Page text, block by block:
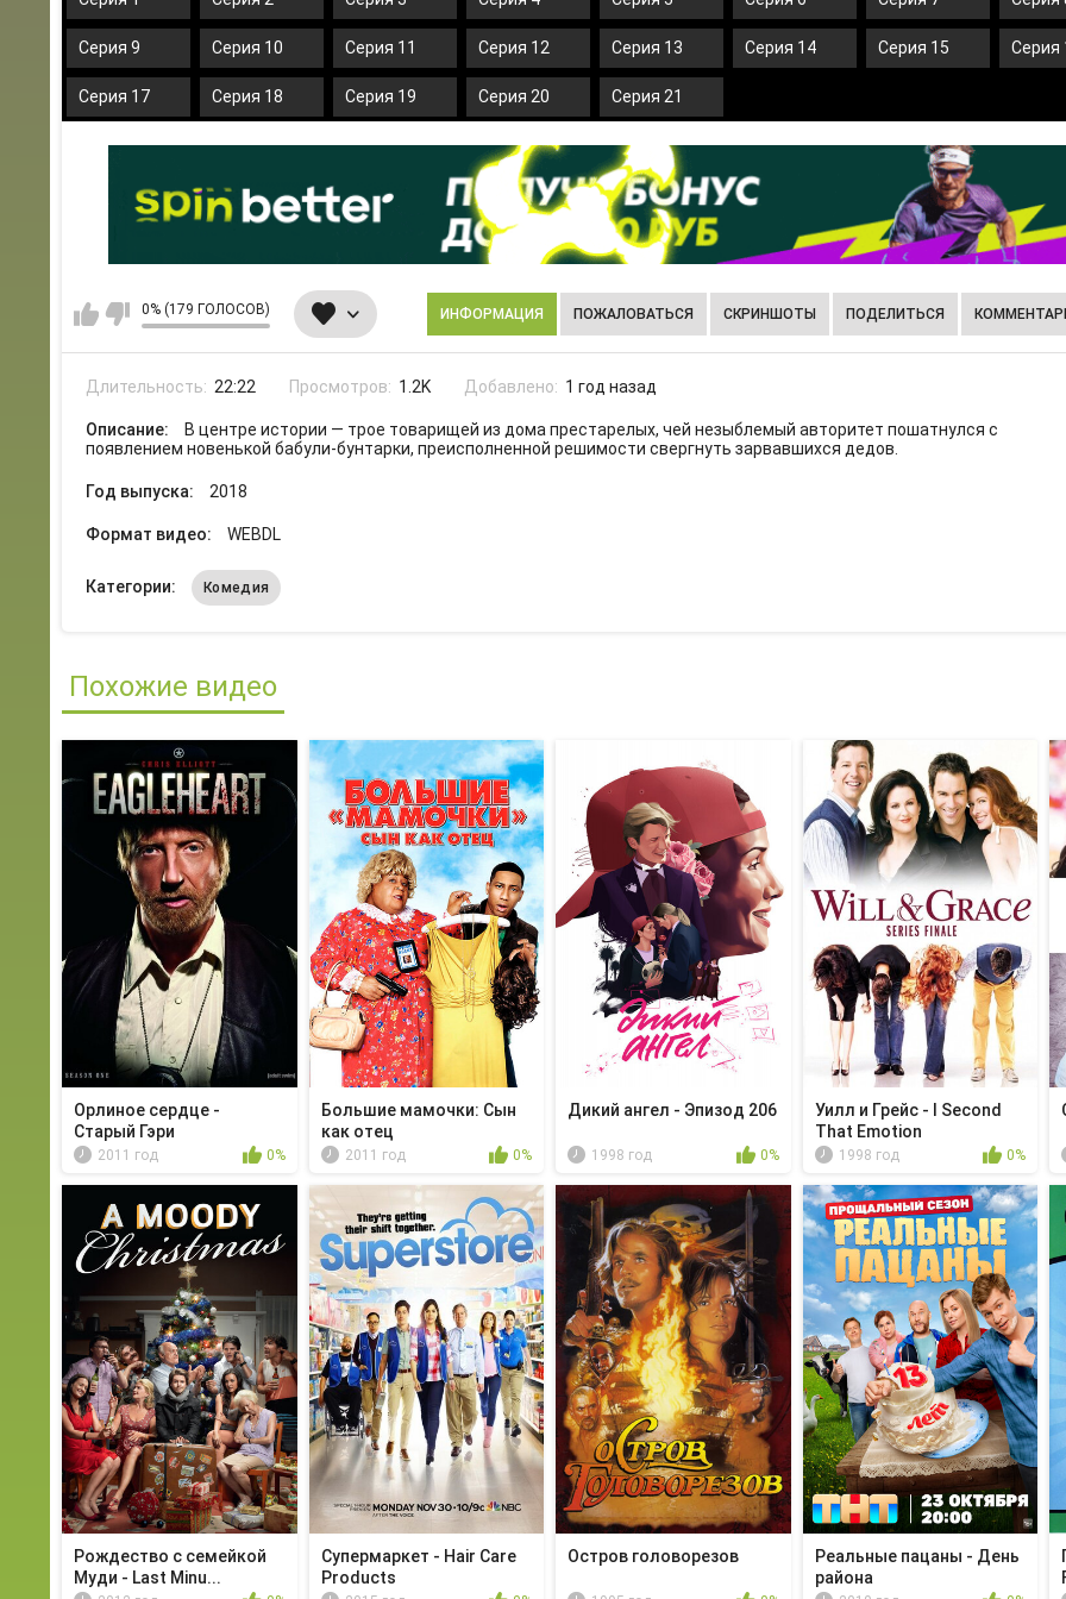
Серия 9 Серия 10 Серия 11 Серия 12 Серия 13 Серия 14 Серия 15 Серия
Серия 17 Серия 18 Серия 19 Серия 20 Серия 21
0% (179 ГОЛОСОВ) ИНФОРМАЦИЯ ПОЖАЛОВАТЬСЯ СКРИНШОТЫ ПОДЕЛИТЬСЯ
Длительность: 22:22 Просмотров: 1.2K Добавлено: 1 год назад
Описание:
В центре истории — трое товарищей из дома престарелых, чей незыблемый авторитет пошатнулся с
появлением новенькой бабули-бунтарки, преисполненной решимости свергнуть зарвавшихся дедов.
Год выпуска: 2018
Формат видео: WEBDL
Категории: Комедия
Похожие видео
Орлиное сердце -
Старый Гэри
2011 год 0%
Большие мамочки: Сын
как отец
2011 год 0%
Дикий ангел - Эпизод 206
1998 год 0%
Уилл и Грейс - I Second
That Emotion
1998 год 0%
Рождество с семейкой
Муди - Last Minu...
Супермаркет - Hair Care
Products
Остров головорезов
Реальные пацаны - День
района